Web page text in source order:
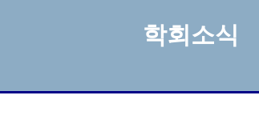
학회소식